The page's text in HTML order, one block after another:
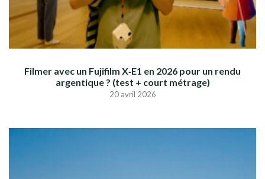
Filmer avec un Fujifilm X‑E1 en 2026 pour un rendu
argentique ? (test + court métrage)
20 avril 2026